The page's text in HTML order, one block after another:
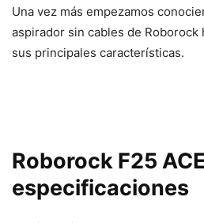
Una vez más empezamos
aspirador sin cables de Roborock
sus principales características.
Roborock F25
especificaciones